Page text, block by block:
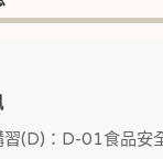
習(D)：D-01食品安